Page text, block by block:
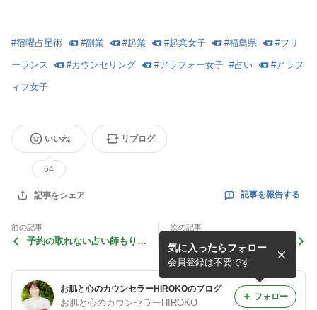
#宿曜占星術 #副業 #起業 #起業女子 #福島県 #フリ
ーランス #カウンセリング #アラフォー女子 #占い #アラフ
ィフ女子
いいね
64
リブログ
記事をシェア 記事を報告する
前の記事
予約の取れない占い師もりえ
次の記事
公開鑑定本日大盛況‼️✨次回1
2月13日開催決定
お肌と心のカウンセラーHIROKOのブログ
お肌と心のカウンセラーHIROKO
気に入ったらフォロー
会員登録は不要です
フォロー